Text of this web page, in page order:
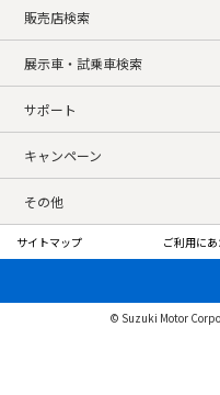
販売店検索
展示車・試乗車検索
サポート
キャンペーン
その他
サイトマップ ご利用に
© Suzuki Motor